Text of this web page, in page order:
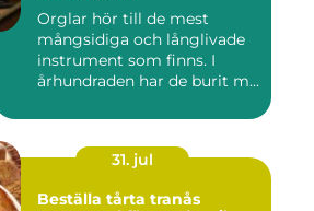
Orglar hör till de mest
mångsidiga och långlivade
instrument som finns. I
århundraden har de burit m...
31. jul
Beställa tårta tranås